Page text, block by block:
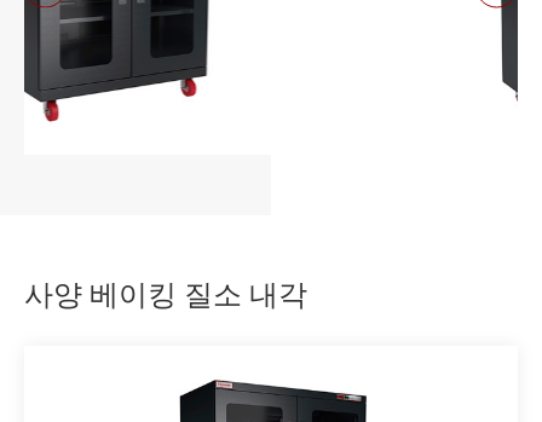
사양 베이킹 질소 내각